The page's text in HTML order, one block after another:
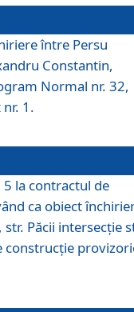
între Persu
Constantin,
Normal nr. 32,
1.
la contractul de
ca obiect
Păcii intersecție
construcție